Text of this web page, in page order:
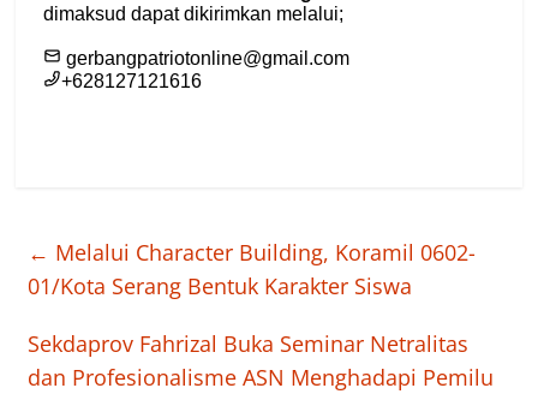
← Melalui Character Building, Koramil 0602-
01/Kota Serang Bentuk Karakter Siswa
Sekdaprov Fahrizal Buka Seminar Netralitas
dan Profesionalisme ASN Menghadapi Pemilu